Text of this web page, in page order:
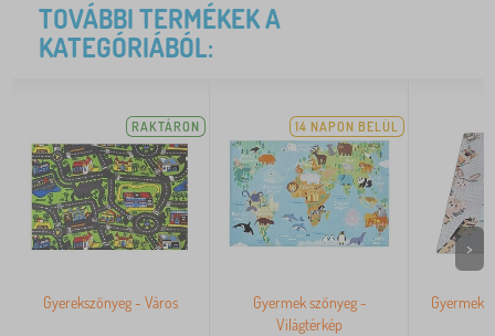
TOVÁBBI TERMÉKEK A
KATEGÓRIÁBÓL:
RAKTÁRON
Gyerekszőnyeg - Város
14 NAPON BELÜL
Gyermek szőnyeg -
Világtérkép
Gyermek
>